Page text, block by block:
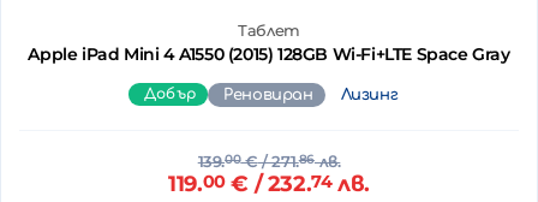
Таблет
Apple iPad Mini 4 A1550 (2015) 128GB Wi-Fi+LTE Space Gray
Добър Реновиран Лизинг
139.00€/ 271.86лв.
119.00€ / 232.74лв.